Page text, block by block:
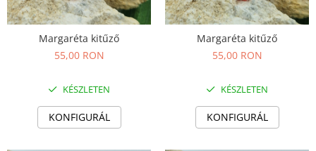
Karperec
Egyéb kiegészítők
Ékszertartó
Kiegészítők
Környezettudatos termékek
Kenyérzsák
Margaréta kitűző
55,00 RON
KÉSZLETEN
KONFIGURÁL
Margaréta kitűző
55,00 RON
KÉSZLETEN
KONFIGURÁL